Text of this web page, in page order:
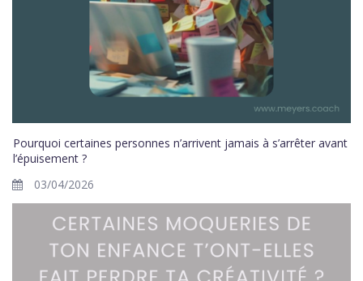
Pourquoi certaines personnes n’arrivent jamais à s’arrêter avant
l’épuisement ?
03/04/2026